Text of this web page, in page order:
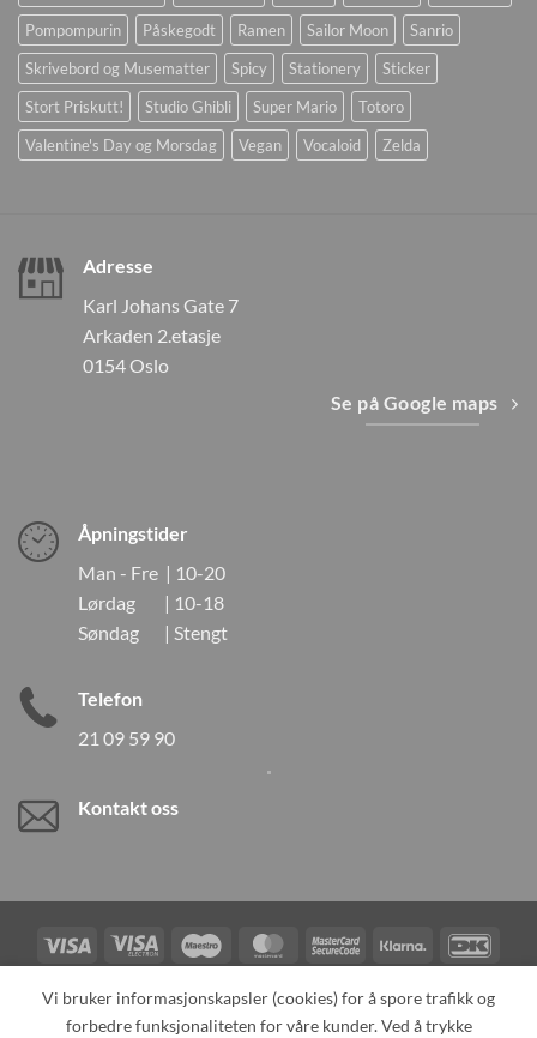
Pompompurin
Påskegodt Ramen Sailor Moon
Sanrio
Skrivebord og Musematter
Spicy Stationery
Sticker
Stort Priskutt!
Studio Ghibli Super Mario
Totoro
Valentine's Day og Morsdag
Vegan Vocaloid Zelda
Adresse
Karl Johans Gate 7
Arkaden 2.etasje
0154 Oslo
Se på Google maps
Åpningstider
Man - Fre | 10-20
Lørdag | 10-18
Søndag | Stengt
Telefon
21 09 59 90
Kontakt oss
Visa
Visa
Electron
Maestro MasterCardMasterCard
2
Klarna
Card
TILBAKEKALLINGER KONTAKT OSS OM OSS
Vi bruker informasjonskapsler (cookies) for å spore trafikk og
forbedre funksjonaliteten for våre kunder. Ved å trykke